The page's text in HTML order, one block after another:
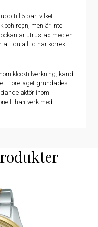
upp till 5 bar, vilket
och regn, men är inte
är utrustad med en
att du alltid har korrekt
klocktillverkning, känd
Företaget grundades
aktör inom
hantverk med